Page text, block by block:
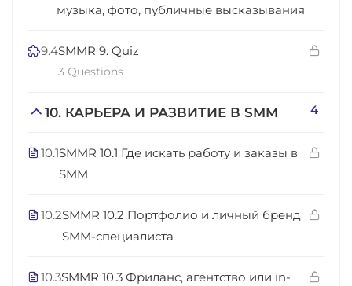
музыка, фото, публичные высказывания
9.4SMMR 9. Quiz
3 Questions
10. КАРЬЕРА И РАЗВИТИЕ В SMM 4
10.1SMMR 10.1 Где искать работу и заказы в
SMM
10.2SMMR 10.2 Портфолио и личный бренд
SMM-специалиста
10.3SMMR 10.3 Фриланс, агентство или in-